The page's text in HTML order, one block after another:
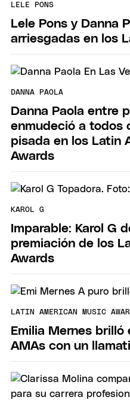
LELE PONS
Lele Pons y Danna
arriesgadas en los
DANNA PAOLA
Danna Paola entre
enmudeció a todos
pisada en los Latin
Awards
KAROL G
Imparable: Karol G
premiación de los
Awards
LATIN AMERICAN MUSIC
Emilia Mernes brilló
AMAs con un